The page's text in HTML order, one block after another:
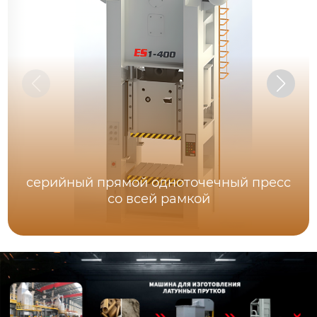
серийный прямой одноточечный пресс
со всей рамкой